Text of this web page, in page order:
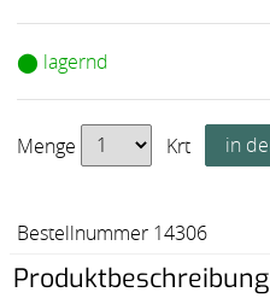
⬤ lagernd
Menge Krt
Bestellnummer 14306
Produktbeschreibung